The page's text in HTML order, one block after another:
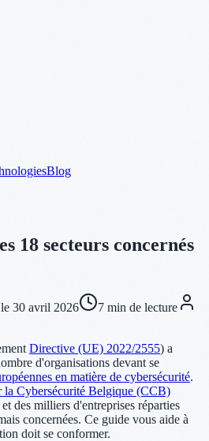
Blog
18 secteurs concernés
30 avril 2026
7 min de lecture
Directive (UE) 2022/2555) a
d'organisations devant se
en matière de cybersécurité.
la Cybersécurité Belgique (CCB)
des milliers d'entreprises réparties
concernées. Ce guide vous aide à
doit se conformer.